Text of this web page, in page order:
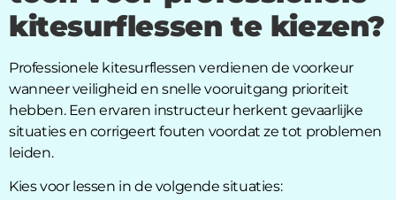
kitesurflessen te kiezen?
Professionele kitesurflessen verdienen de voorkeur
wanneer veiligheid en snelle vooruitgang prioriteit
hebben. Een ervaren instructeur herkent gevaarlijke
situaties en corrigeert fouten voordat ze tot problemen
leiden.
Kies voor lessen in de volgende situaties: